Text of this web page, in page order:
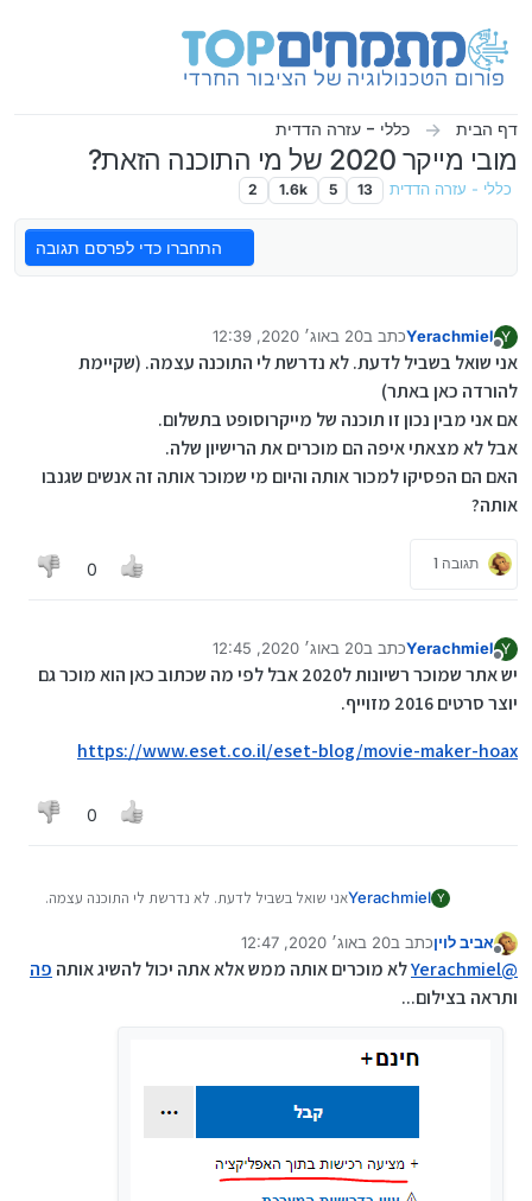
דף הבית כללי - עזרה הדדית
מובי מייקר 2020 של מי התוכנה הזאת?
כללי - עזרה הדדית 13
5
1.6k
2
התחברו כדי לפרסם תגובה
Y
Yerachmielכתב ב20 באוג׳ 2020, 12:39
נערך לאחרונה על ידי Yerachmiel
אני שואל בשביל לדעת. לא נדרשת לי התוכנה עצמה. (שקיימת
להורדה כאן באתר)
אם אני מבין נכון זו תוכנה של מייקרוסופט בתשלום.
אבל לא מצאתי איפה הם מוכרים את הרישיון שלה.
האם הם הפסיקו למכור אותה והיום מי שמוכר אותה זה אנשים שגנבו
אותה?
תגובה 1 0
Y
מנותק
Yerachmielכתב ב20 באוג׳ 2020, 12:45
נערך לאחרונה על ידי Yerachmiel
יש אתר שמוכר רשיונות ל2020 אבל לפי מה שכתוב כאן הוא מוכר גם
יוצר סרטים 2016 מזוייף.
https://www.eset.co.il/eset-blog/movie-maker-hoax
0
Y
Yerachmielאני שואל בשביל לדעת. לא נדרשת לי התוכנה עצמה.
אם אני מבין נכון זו תוכנה של מייקרוסופט בתשלום.
אבל לא מצאתי איפה הם מוכרים את הרישיון שלה.
מנותק
אביב לויןכתב ב20 באוג׳ 2020, 12:47
נערך לאחרונה על ידי
@
Yerachmielלא מוכרים אותה ממש אלא אתה יכול להשיג אותה פה
ותראה בצילום...